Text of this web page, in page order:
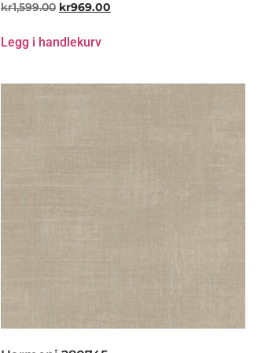
kr1,599.00 kr969.00
Legg i handlekurv